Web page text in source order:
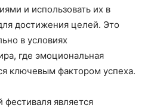
и использовать их в
достижения целей. Это
в условиях
где эмоциональная
ключевым фактором успеха.
является